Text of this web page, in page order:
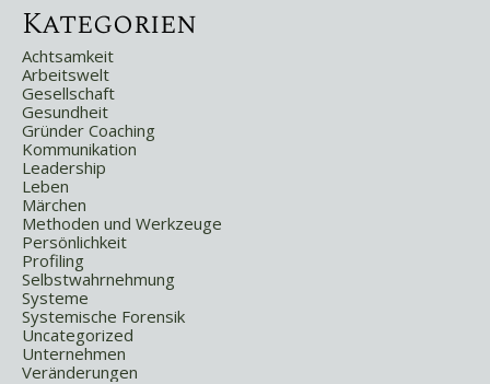
Kategorien
Achtsamkeit
Arbeitswelt
Gesellschaft
Gesundheit
Gründer Coaching
Kommunikation
Leadership
Leben
Märchen
Methoden und Werkzeuge
Persönlichkeit
Profiling
Selbstwahrnehmung
Systeme
Systemische Forensik
Uncategorized
Unternehmen
Veränderungen